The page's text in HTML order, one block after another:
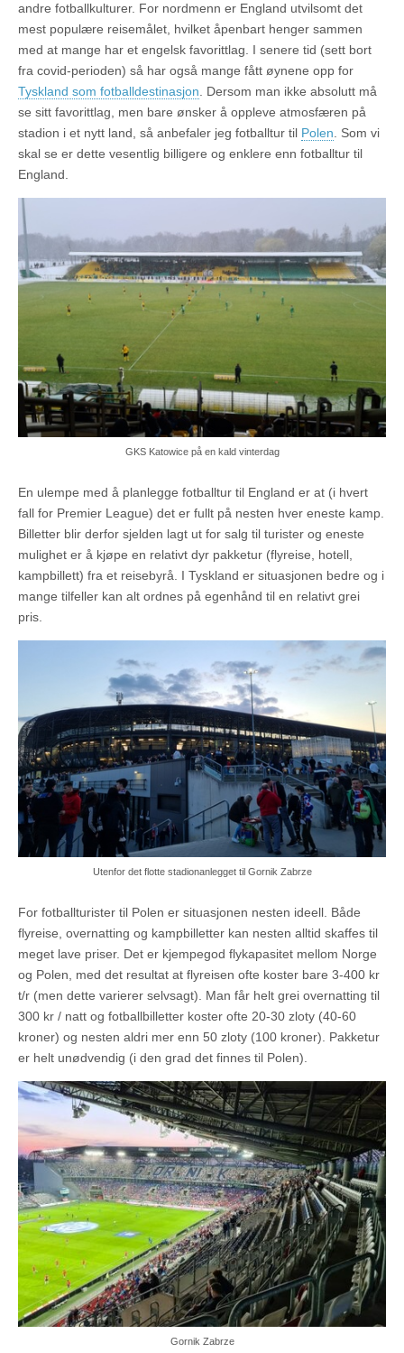
andre fotballkulturer. For nordmenn er England utvilsomt det
mest populære reisemålet, hvilket åpenbart henger sammen
med at mange har et engelsk favorittlag. I senere tid (sett bort
fra covid-perioden) så har også mange fått øynene opp for
Tyskland som fotballdestinasjon. Dersom man ikke absolutt må
se sitt favorittlag, men bare ønsker å oppleve atmosfæren på
stadion i et nytt land, så anbefaler jeg fotballtur til Polen. Som vi
skal se er dette vesentlig billigere og enklere enn fotballtur til
England.
GKS Katowice på en kald vinterdag
En ulempe med å planlegge fotballtur til England er at (i hvert
fall for Premier League) det er fullt på nesten hver eneste kamp.
Billetter blir derfor sjelden lagt ut for salg til turister og eneste
mulighet er å kjøpe en relativt dyr pakketur (flyreise, hotell,
kampbillett) fra et reisebyrå. I Tyskland er situasjonen bedre og i
mange tilfeller kan alt ordnes på egenhånd til en relativt grei
pris.
Utenfor det flotte stadionanlegget til Gornik Zabrze
For fotballturister til Polen er situasjonen nesten ideell. Både
flyreise, overnatting og kampbilletter kan nesten alltid skaffes til
meget lave priser. Det er kjempegod flykapasitet mellom Norge
og Polen, med det resultat at flyreisen ofte koster bare 3-400 kr
t/r (men dette varierer selvsagt). Man får helt grei overnatting til
300 kr / natt og fotballbilletter koster ofte 20-30 zloty (40-60
kroner) og nesten aldri mer enn 50 zloty (100 kroner). Pakketur
er helt unødvendig (i den grad det finnes til Polen).
Gornik Zabrze